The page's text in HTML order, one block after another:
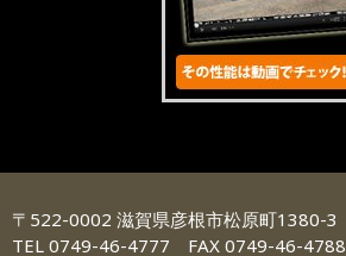
〒522-0002 滋賀県彦根市松原町1380-3
TEL 0749-46-4777 FAX 0749-46-